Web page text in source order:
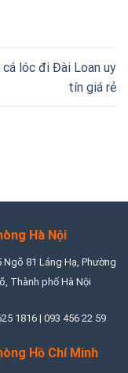
cá lóc đi Đài Loan uy
tín giá rẻ
Hà Nội
Ngõ 81 Láng Hạ, Phường
Thành phố Hà Nội
1816 | 093 456 22 59
Hồ Chí Minh